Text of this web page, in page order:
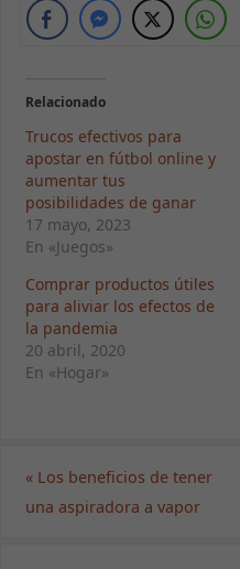
Relacionado
Trucos efectivos para
apostar en fútbol online y
aumentar tus
posibilidades de ganar
17 mayo, 2023
En «Juegos»
Comprar productos útiles
para aliviar los efectos de
la pandemia
20 abril, 2020
En «Hogar»
«Los beneficios de tener
una aspiradora a vapor